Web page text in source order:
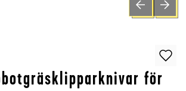
PREVIOUSNEXT
för